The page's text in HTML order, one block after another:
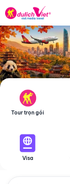
Tour trọn gói
Visa